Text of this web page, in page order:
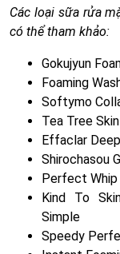
Các loại sữa rửa
có thể tham khảo:
Gokujyun
Foaming
Softymo
Tea Tree
Effaclar
Shirochasou
Perfect Whip
Kind To
Simple
Speedy